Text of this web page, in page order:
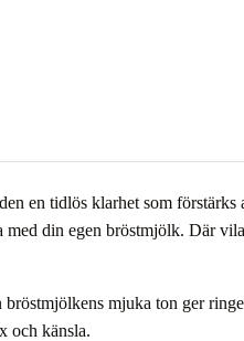
en tidlös klarhet som förstärks
med din egen bröstmjölk. Där
bröstmjölkens mjuka ton ger
och känsla.